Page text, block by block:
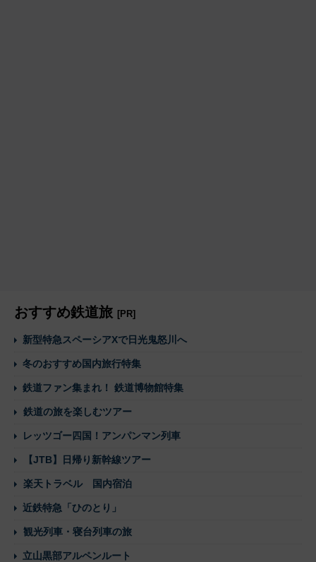
おすすめ鉄道旅 [PR]
新型特急スペーシアXで日光鬼怒川へ
冬のおすすめ国内旅行特集
鉄道ファン集まれ！ 鉄道博物館特集
鉄道の旅を楽しむツアー
レッツゴー四国！アンパンマン列車
【JTB】日帰り新幹線ツアー
楽天トラベル 国内宿泊
近鉄特急「ひのとり」
観光列車・寝台列車の旅
立山黒部アルペンルート